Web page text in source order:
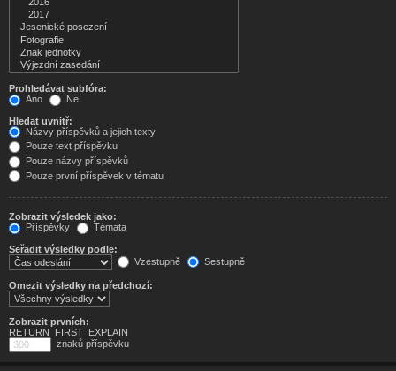
Prohledávat subfóra:
Ano
Ne
Hledat uvnitř:
Názvy příspěvků a jejich texty
Pouze text příspěvku
Pouze názvy příspěvků
Pouze první příspěvek v tématu
Zobrazit výsledek jako:
Příspěvky
Témata
Seřadit výsledky podle:
Vzestupně
Sestupně
Omezit výsledky na předchozí:
Zobrazit prvních:
RETURN_FIRST_EXPLAIN
znaků příspěvku